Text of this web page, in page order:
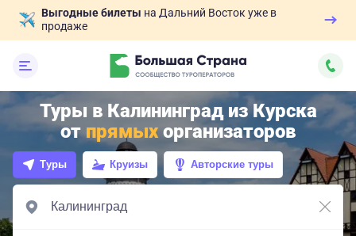
Выгодные билеты на Дальний Восток уже в
продаже
Туры в Калининград из Курска
отпрямых организаторов
Туры Круизы Авторские туры